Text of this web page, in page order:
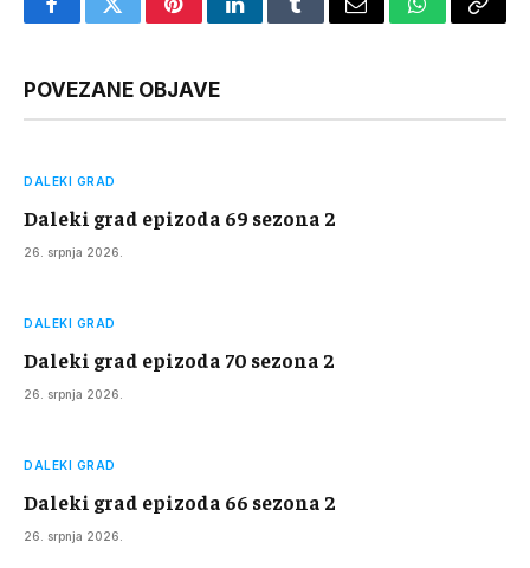
FacebookTwitterPinterestLinkedInTumblrEmail WhatsApp
Copy
POVEZANE OBJAVE
DALEKI GRAD
Daleki grad epizoda 69 sezona 2
26. srpnja 2026.
DALEKI GRAD
Daleki grad epizoda 70 sezona 2
26. srpnja 2026.
DALEKI GRAD
Daleki grad epizoda 66 sezona 2
26. srpnja 2026.